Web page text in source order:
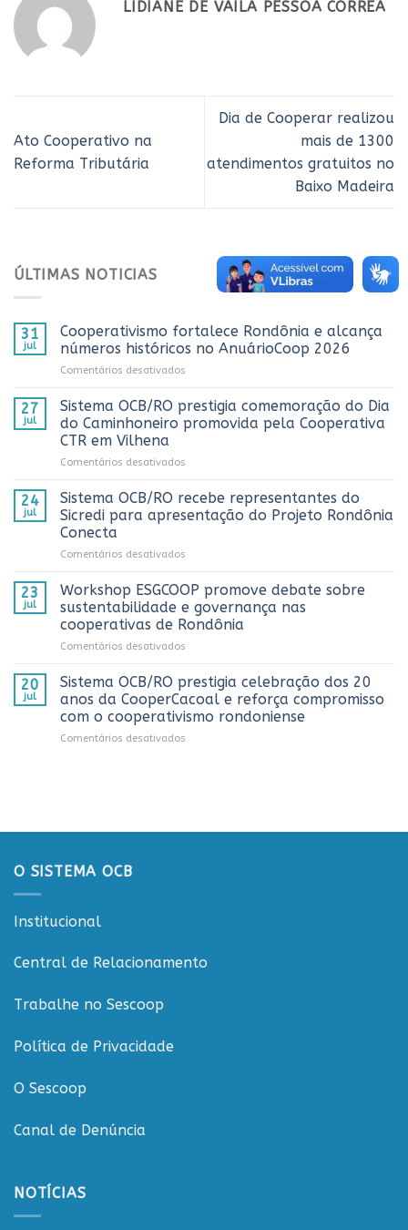
LIDIANE DE VAILA PESSOA CORREA
Ato Cooperativo na
Reforma Tributária
Dia de Cooperar realizou
mais de 1300
atendimentos gratuitos no
Baixo Madeira
ÚLTIMAS NOTICIAS
31
jul
Cooperativismo fortalece Rondônia e alcança
números históricos no AnuárioCoop 2026
Comentários desativados
fortalece
Rondônia
e
no
AnuárioCoop
2026
27
jul
Sistema OCB/RO prestigia comemoração do Dia
do Caminhoneiro promovida pela Cooperativa
CTR em Vilhena
Comentários desativados
OCB/RO
prestigia
comemoração
Caminhoneiro
promovida
pela
Cooperativa
Vilhena
24
jul
Sistema OCB/RO recebe representantes do
Sicredi para apresentação do Projeto Rondônia
Conecta
Comentários desativados
OCB/RO
recebe
representantes
do
apresentação
Projeto
Rondônia
23
jul
Workshop ESGCOOP promove debate sobre
sustentabilidade e governança nas
cooperativas de Rondônia
Comentários desativados
ESGCOOP
promove
debate
sobre
Rondônia
20
jul
Sistema OCB/RO prestigia celebração dos 20
anos da CooperCacoal e reforça compromisso
com o cooperativismo rondoniense
Comentários desativados
20
cooperativismo
O SISTEMA OCB
Institucional
Central de Relacionamento
Trabalhe no Sescoop
Política de Privacidade
O Sescoop
Canal de Denúncia
NOTÍCIAS